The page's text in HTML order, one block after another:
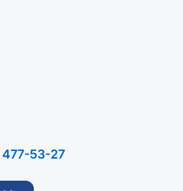
53-27